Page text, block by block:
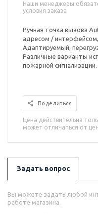
Наши менеджеры
условия заказа
Ручная точка вызова
адресом /
Адаптируемый,
Различные варианты
пожарной сигнализации.
Поделиться
Цена действительна
может отличаться от
Задать вопрос
Вы можете задать любой
работе магазина.